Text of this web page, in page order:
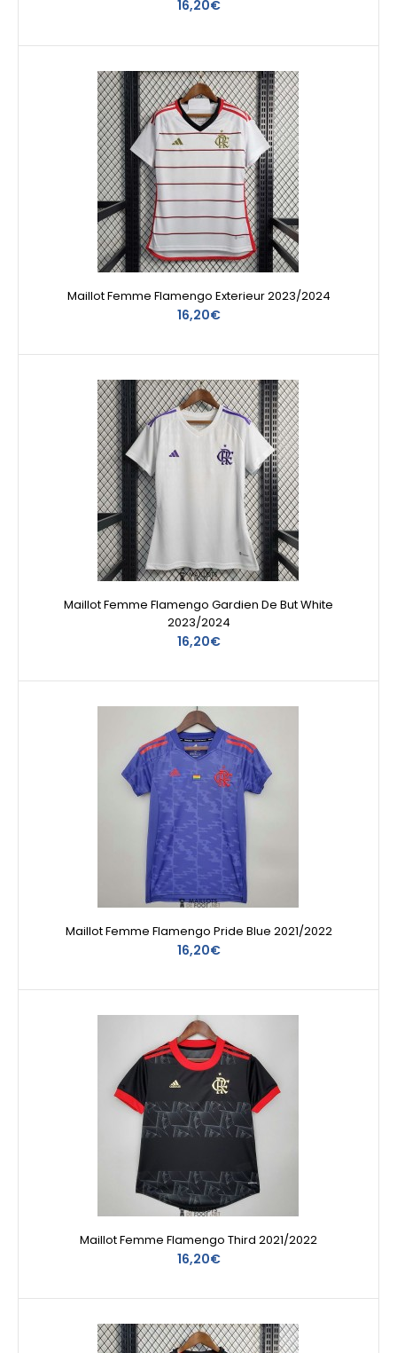
16,20€
Maillot Femme Flamengo Exterieur 2023/2024
16,20€
Maillot Femme Flamengo Gardien De But White
2023/2024
16,20€
Maillot Femme Flamengo Pride Blue 2021/2022
16,20€
Maillot Femme Flamengo Third 2021/2022
16,20€